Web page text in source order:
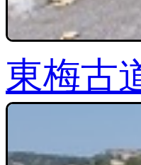
東梅古